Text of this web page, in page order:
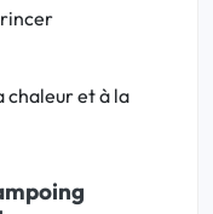
rincer
chaleur et à la